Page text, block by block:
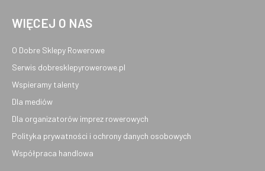
WIĘCEJ O NAS
O Dobre Sklepy Rowerowe
Serwis dobresklepyrowerowe.pl
Wspieramy talenty
Dla mediów
Dla organizatorów imprez rowerowych
Polityka prywatności i ochrony danych osobowych
Współpraca handlowa